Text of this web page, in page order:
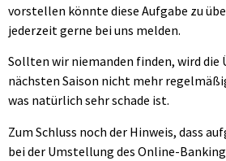
vorstellen könnte diese Aufgabe zu
jederzeit gerne bei uns melden.
Sollten wir niemanden finden, wird die
nächsten Saison nicht mehr
was natürlich sehr schade ist.
Zum Schluss noch der Hinweis, dass
bei der Umstellung des Online-